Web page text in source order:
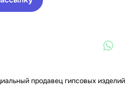
продавец гипсовых изделий